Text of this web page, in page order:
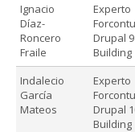
Ignacio
Díaz-
Roncero
Fraile
Experto
Drupal
Building
Indalecio
García
Mateos
Experto
Drupal
Building